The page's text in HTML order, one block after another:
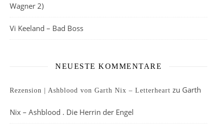
Wagner 2)
Vi Keeland – Bad Boss
NEUESTE KOMMENTARE
Rezension | Ashblood von Garth Nix – Letterheart zu Garth
Nix – Ashblood . Die Herrin der Engel